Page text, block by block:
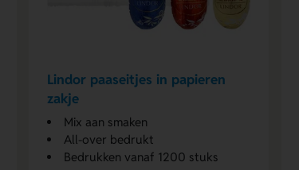
Lindor paaseitjes in papieren
zakje
Mix aan smaken
All-over bedrukt
Bedrukken vanaf 1200 stuks